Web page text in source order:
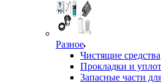
Разное
Чистящие средства
Прокладки и
Запасные части